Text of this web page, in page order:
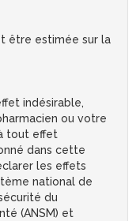
être estimée sur la
indésirable,
ou votre
tout effet
dans cette
les effets
national de
du
(ANSM) et